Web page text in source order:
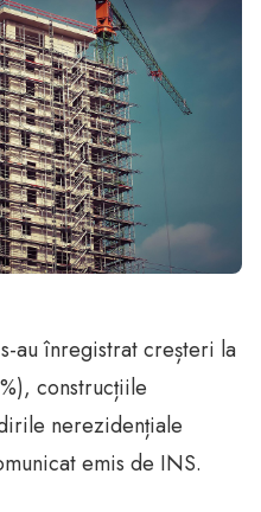
au înregistrat creșteri la
construcțiile
nerezidențiale
emis de INS.